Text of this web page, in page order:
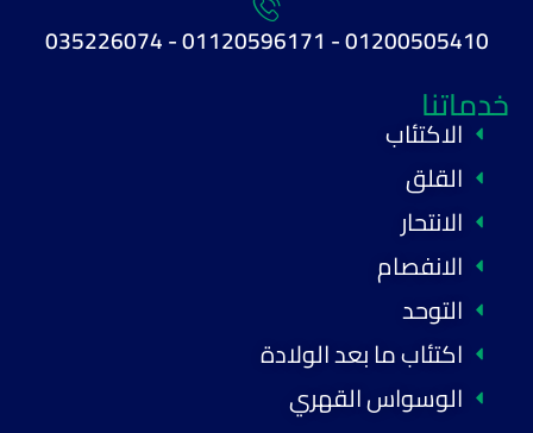
01200505410 - 01120596171 - 035226074
خدماتنا
الاكتئاب
القلق
الانتحار
الانفصام
التوحد
اكتئاب ما بعد الولادة
الوسواس القهري